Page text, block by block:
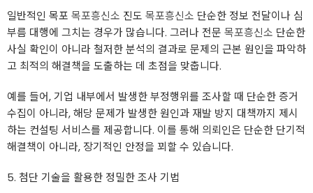
일반적인 목포 목포흥신소 진도 목포흥신소 단순한 정보 전달이나 심
부름 대행에 그치는 경우가 많습니다. 그러나 전문 목포흥신소 단순한
사실 확인이 아니라 철저한 분석의 결과로 문제의 근본 원인을 파악하
고 최적의 해결책을 도출하는 데 초점을 맞춥니다.
예를 들어, 기업 내부에서 발생한 부정행위를 조사할 때 단순한 증거
수집이 아니라, 해당 문제가 발생한 원인과 재발 방지 대책까지 제시
하는 컨설팅 서비스를 제공합니다. 이를 통해 의뢰인은 단순한 단기적
해결책이 아니라, 장기적인 안정을 꾀할 수 있습니다.
5. 첨단 기술을 활용한 정밀한 조사 기법